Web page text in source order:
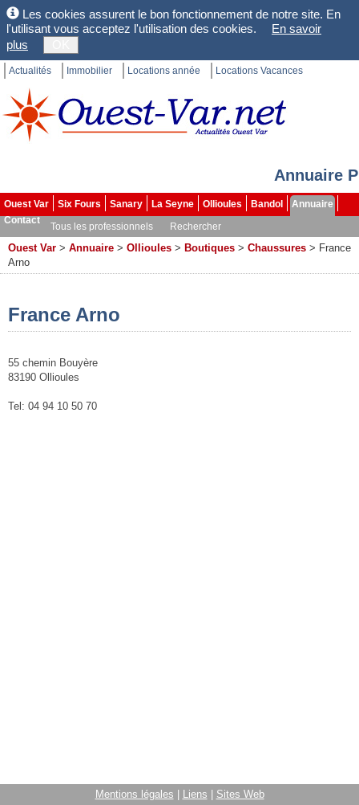
Les cookies assurent le bon fonctionnement de notre site. En
l'utilisant vous acceptez l'utilisation des cookies.
En savoir
plus
Actualités Immobilier Locations année Locations Vacances
Annuaire
Ouest Var Six Fours Sanary La Seyne Ollioules Bandol
Annuaire
Contact
Tous les professionnels Rechercher
Ouest Var > Annuaire > Ollioules > Boutiques > Chaussures > France
Arno
France Arno
55 chemin Bouyère
83190 Ollioules
Tel: 04 94 10 50 70
Mentions légales Liens
Sites Web